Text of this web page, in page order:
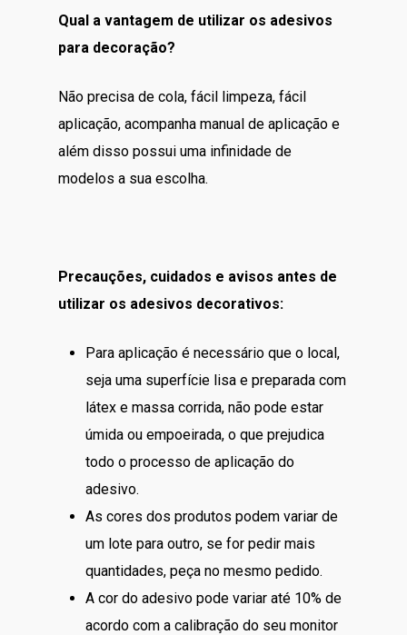
Qual a vantagem de utilizar os adesivos
para decoração?
Não precisa de cola, fácil limpeza, fácil
aplicação, acompanha manual de aplicação e
além disso possui uma infinidade de
modelos a sua escolha.
Precauções, cuidados e avisos antes de
utilizar os adesivos decorativos:
Para aplicação é necessário que o local,
seja uma superfície lisa e preparada com
látex e massa corrida, não pode estar
úmida ou empoeirada, o que prejudica
todo o processo de aplicação do
adesivo.
As cores dos produtos podem variar de
um lote para outro, se for pedir mais
quantidades, peça no mesmo pedido.
A cor do adesivo pode variar até 10% de
acordo com a calibração do seu monitor